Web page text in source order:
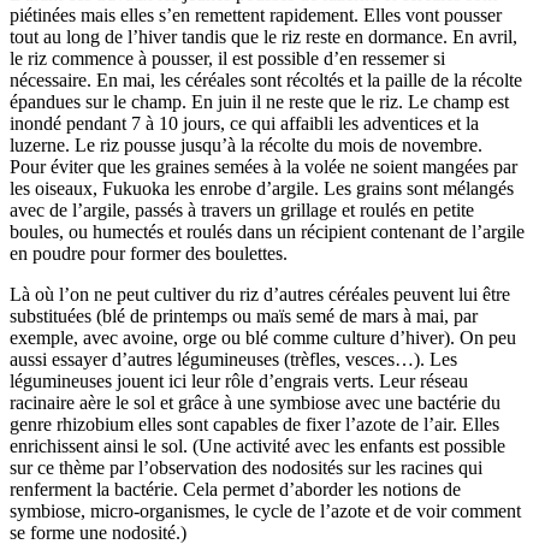
piétinées mais elles s’en remettent rapidement. Elles vont pousser
tout au long de l’hiver tandis que le riz reste en dormance. En avril,
le riz commence à pousser, il est possible d’en ressemer si
nécessaire. En mai, les céréales sont récoltés et la paille de la récolte
épandues sur le champ. En juin il ne reste que le riz. Le champ est
inondé pendant 7 à 10 jours, ce qui affaibli les adventices et la
luzerne. Le riz pousse jusqu’à la récolte du mois de novembre.
Pour éviter que les graines semées à la volée ne soient mangées par
les oiseaux, Fukuoka les enrobe d’argile. Les grains sont mélangés
avec de l’argile, passés à travers un grillage et roulés en petite
boules, ou humectés et roulés dans un récipient contenant de l’argile
en poudre pour former des boulettes.
Là où l’on ne peut cultiver du riz d’autres céréales peuvent lui être
substituées (blé de printemps ou maïs semé de mars à mai, par
exemple, avec avoine, orge ou blé comme culture d’hiver). On peu
aussi essayer d’autres légumineuses (trèfles, vesces…). Les
légumineuses jouent ici leur rôle d’engrais verts. Leur réseau
racinaire aère le sol et grâce à une symbiose avec une bactérie du
genre rhizobium elles sont capables de fixer l’azote de l’air. Elles
enrichissent ainsi le sol. (Une activité avec les enfants est possible
sur ce thème par l’observation des nodosités sur les racines qui
renferment la bactérie. Cela permet d’aborder les notions de
symbiose, micro-organismes, le cycle de l’azote et de voir comment
se forme une nodosité.)